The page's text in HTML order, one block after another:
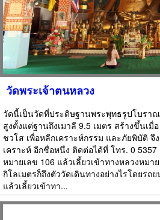
วัดพระเจ้าตนหลวง
วัดนี้เป็นวัดที่ประดิษฐานพระพุทธรูปโบรา
สูงตั้งแต่ฐานถึงเมาลี 9.5 เมตร สร้างขึ้นเมื่
ชวโส เพื่อหลีกเคราะห์กรรม และภัยพิบัติ จึง
เคราะห์ อีกชื่อหนึ่ง ติดต่อได้ที่ โทร. 0
หมายเลข 106 แล้วเลี้ยวเข้าทางหลวงหม
กิโลเมตรก็ถึงตัววัดเดินทางอย่างไรโดยรถ
แล้วเลี้ยวเข้าทา...